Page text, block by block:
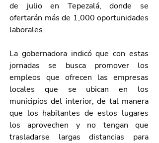
de julio en Tepezalá, donde se
ofertarán más de 1,000 oportunidades
laborales.
La gobernadora indicó que con estas
jornadas se busca promover los
empleos que ofrecen las empresas
locales que se ubican en los
municipios del interior, de tal manera
que los habitantes de estos lugares
los aprovechen y no tengan que
trasladarse largas distancias para